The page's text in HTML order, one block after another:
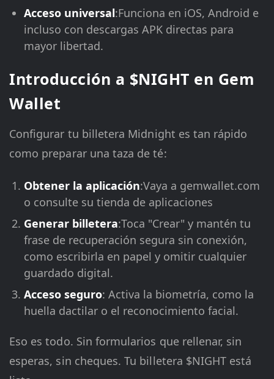
Acceso universal:Funciona en iOS, Android e
incluso con descargas APK directas para
mayor libertad.
Introducción a $NIGHT en Gem
Wallet
Configurar tu billetera Midnight es tan rápido
como preparar una taza de té:
Obtener la aplicación:Vaya a gemwallet.com
o consulte su tienda de aplicaciones
Generar billetera:Toca "Crear" y mantén tu
frase de recuperación segura sin conexión,
como escribirla en papel y omitir cualquier
guardado digital.
Acceso seguro: Activa la biometría, como la
huella dactilar o el reconocimiento facial.
Eso es todo. Sin formularios que rellenar, sin
esperas, sin cheques. Tu billetera $NIGHT está